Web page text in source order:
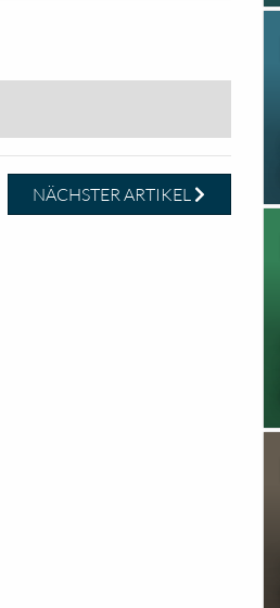
NÄCHSTER ARTIKEL